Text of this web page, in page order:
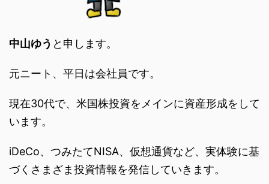
中山ゆう と申します。
元ニート、平日は会社員です。
現在30代で、米国株投資をメインに資産形成をして
います。
iDeCo、つみたてNISA、仮想通貨など、実体験に基
づくさまざま投資情報を発信していきます。